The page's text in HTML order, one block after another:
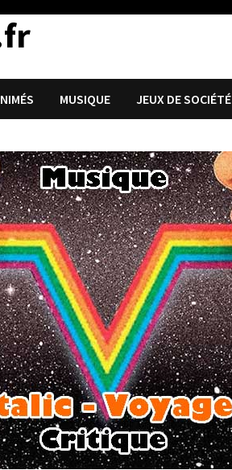
MUSIQUE JEUX DE SOCIÉTÉ